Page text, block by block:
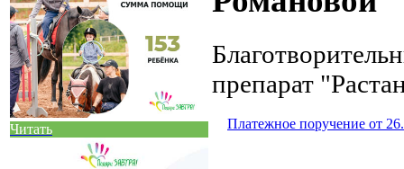
Читать
препарат
Платежное поручение от